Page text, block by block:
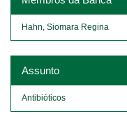
Hahn, Siomara Regina
Assunto
Antibióticos